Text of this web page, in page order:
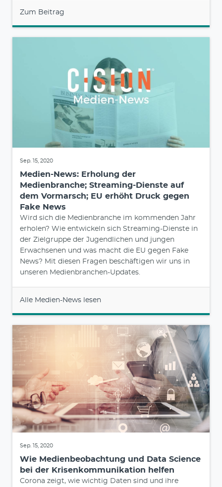
Zum Beitrag
Sep. 15, 2020
Medien-News: Erholung der
Medienbranche; Streaming-Dienste auf
dem Vormarsch; EU erhöht Druck gegen
Fake News
Wird sich die Medienbranche im kommenden Jahr
erholen? Wie entwickeln sich Streaming-Dienste in
der Zielgruppe der Jugendlichen und jungen
Erwachsenen und was macht die EU gegen Fake
News? Mit diesen Fragen beschäftigen wir uns in
unseren Medienbranchen-Updates.
Alle Medien-News lesen
Sep. 15, 2020
Wie Medienbeobachtung und Data Science
bei der Krisenkommunikation helfen
Corona zeigt, wie wichtig Daten sind und ihre